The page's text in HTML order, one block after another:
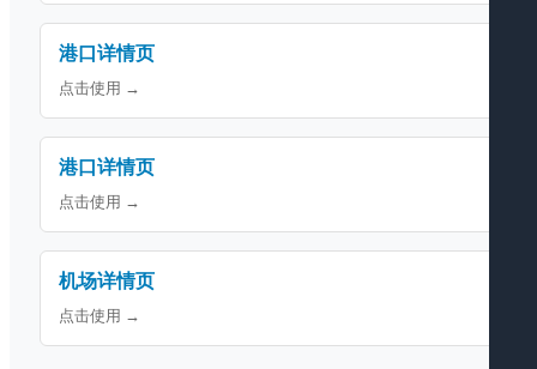
港口详情页
点击使用 →
港口详情页
点击使用 →
机场详情页
点击使用 →